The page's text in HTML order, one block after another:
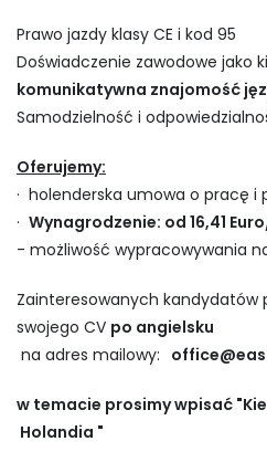
Prawo jazdy klasy CE i kod 95
Doświadczenie zawodowe jako
komunikatywna znajomość
Samodzielność i
Oferujemy:
· holenderska umowa o pracę i
· Wynagrodzenie: od 16,41
- możliwość wypracowywania
Zainteresowanych kandydatów
swojego CV po angielsku
na adres mailowy:
w temacie prosimy wpisać
Holandia "